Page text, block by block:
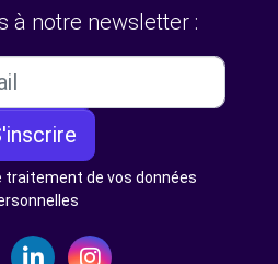
à notre newsletter :
traitement de vos données